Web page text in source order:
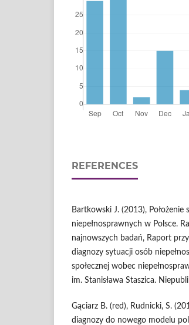
REFERENCES
Bartkowski J. (2013), Położenie
niepełnosprawnych w Polsce.
najnowszych badań, Raport
diagnozy sytuacji osób
społecznej wobec
im. Stanisława Staszica.
Gąciarz B. (red), Rudnicki, S.
diagnozy do nowego modelu